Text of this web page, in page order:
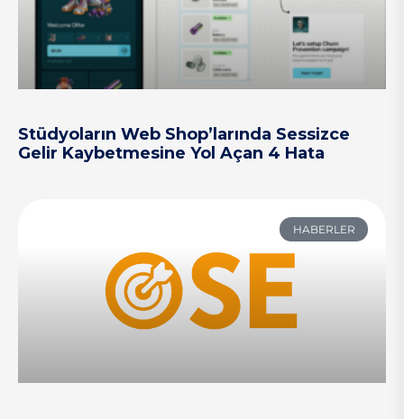
Stüdyoların Web Shop’larında Sessizce
Gelir Kaybetmesine Yol Açan 4 Hata
HABERLER